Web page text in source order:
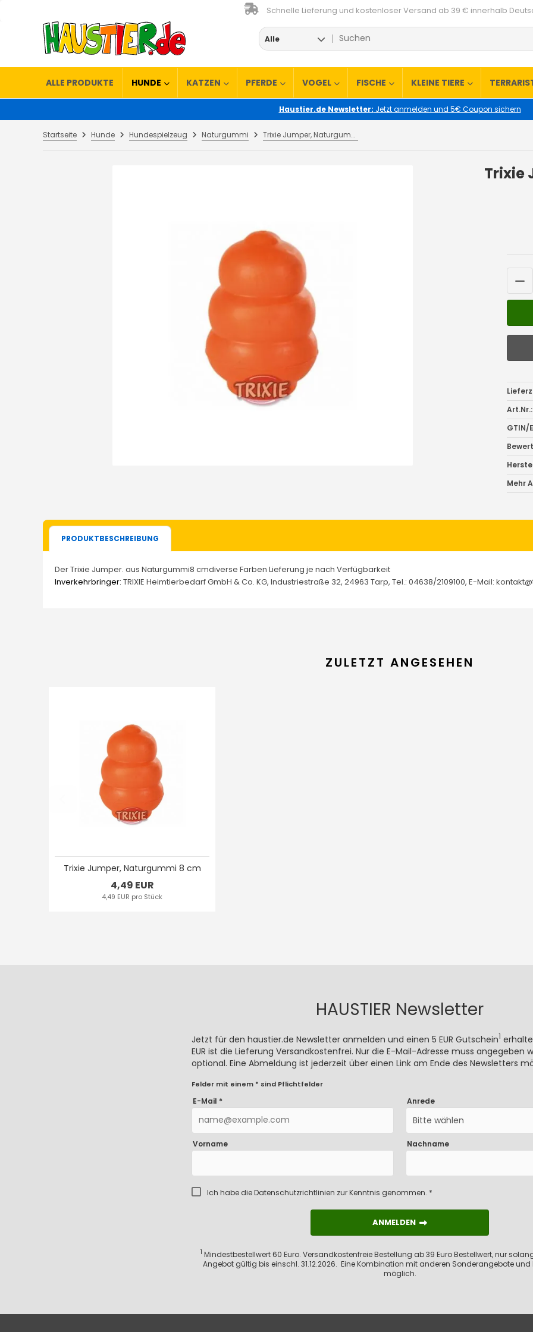
Schnelle Lieferung und kostenloser Versand ab 39 € innerhalb
Alle
ALLE PRODUKTE HUNDE KATZEN PFERDE VOGEL FISCHE KLEINE TIERE
Haustier.de Newsletter: Jetzt anmelden und 5€ Coupon sichern
Startseite Hunde Hundespielzeug Naturgummi Trixie Jumper, Naturgummi 8 cm
Trixie
Art.Nr.:
GTIN/
Mehr
PRODUKTBESCHREIBUNG
Der Trixie Jumper. aus Naturgummi8 cmdiverse Farben Lieferung je nach Verfügbarkeit
Inverkehrbringer: TRIXIE Heimtierbedarf GmbH & Co. KG, Industriestraße 32, 24963 Tarp, Tel.: 04638/2109100, E-Mail:
ZULETZT ANGESEHEN
Trixie Jumper, Naturgummi 8 cm
4,49 EUR
4,49 EUR pro Stück
HAUSTIER Newsletter
Jetzt für den haustier.de Newsletter anmelden und einen 5 EUR Gutschein1
EUR ist die Lieferung Versandkostenfrei. Nur die E-Mail-Adresse muss angegeben
optional. Eine Abmeldung ist jederzeit über einen Link am Ende des Newsletters
Felder mit einem * sind Pflichtfelder
E-Mail * Anrede
Bitte wählen
Vorname Nachname
Ich habe dieDatenschutzrichtlinien zur Kenntnis genommen. *
ANMELDEN
ANMELDEN
1 Mindestbestellwert 60 Euro. Versandkostenfreie Bestellung ab 39 Euro Bestellwert, nur
Angebot gültig bis einschl. 31.12.2026. Eine Kombination mit anderen Sonderangebote
möglich.